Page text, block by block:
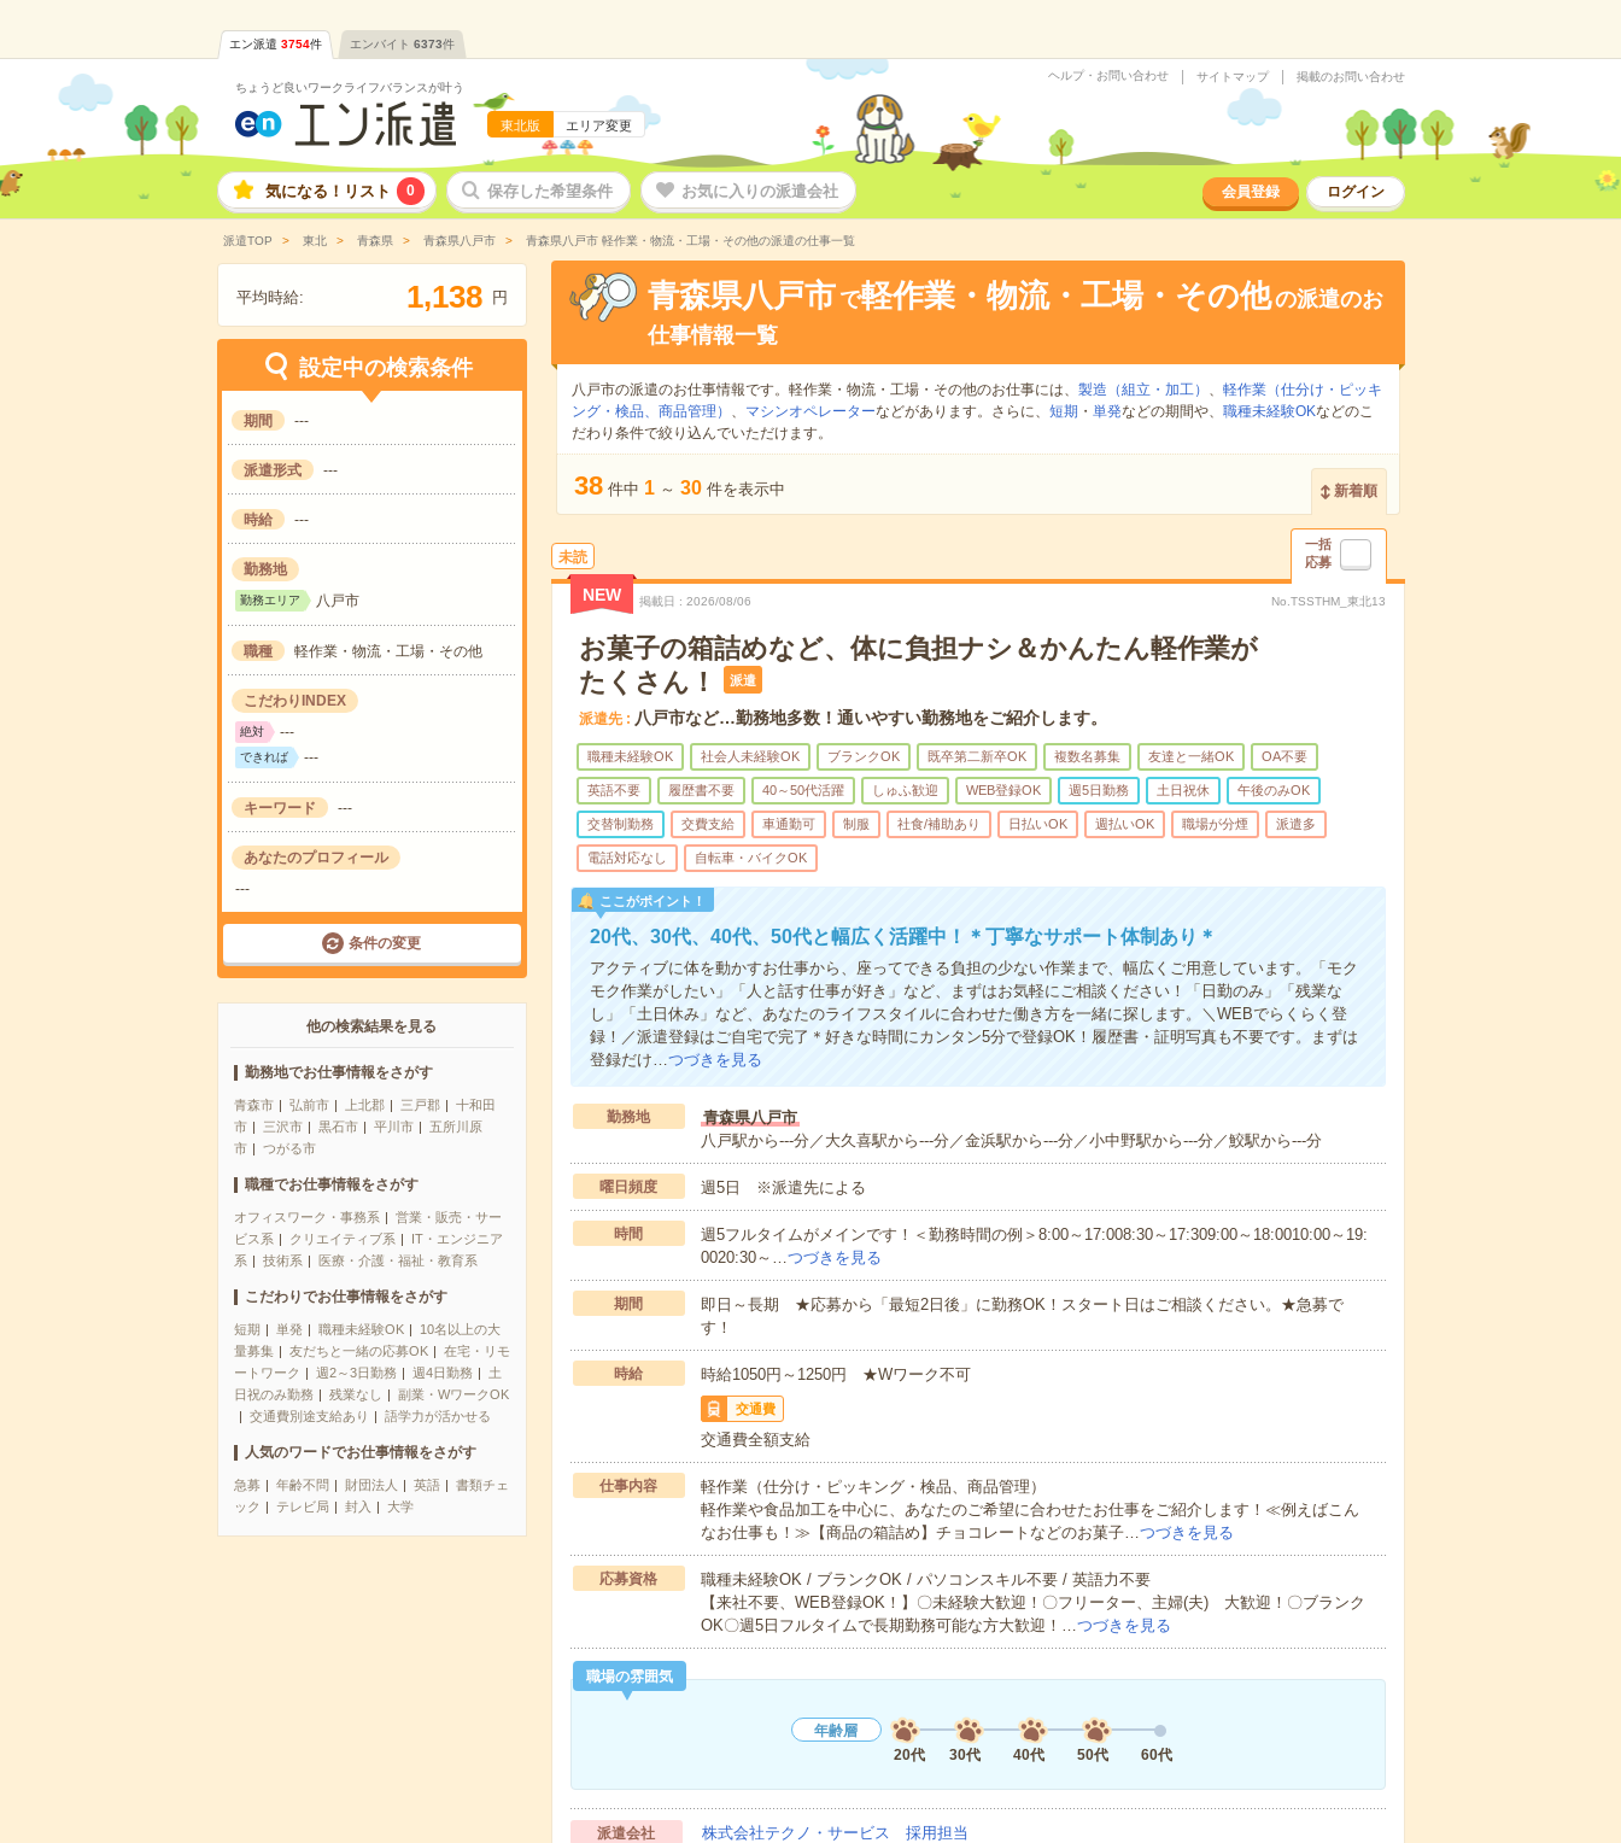
エン派遣 3754件 エンバイト 6373件
ちょうど良いワークライフバランスが叶う
東北版 エリア変更
ヘルプ・お問い合わせ サイトマップ 掲載のお問い合わせ
気になる！リスト 0 保存した希望条件 お気に入りの派遣会社 会員登録 ログイン
派遣TOP 東北 青森県 青森県八戸市 青森県八戸市 軽作業・物流・工場・その他の派遣の仕事一覧
平均時給: 1,138 円
設定中の検索条件
期間 ---
派遣形式 ---
時給 ---
勤務地
勤務エリア 八戸市
職種 軽作業・物流・工場・その他
こだわりINDEX
絶対 ---
できれば ---
キーワード ---
あなたのプロフィール
---
条件の変更
他の検索結果を見る
勤務地でお仕事情報をさがす
青森市 弘前市 上北郡 三戸郡
十和田
市
三沢市 黒石市 平川市
五所川原
市
つがる市
職種でお仕事情報をさがす
オフィスワーク・事務系
営業・販売・サー
ビス系
クリエイティブ系
IT・エンジニア
系
技術系 医療・介護・福祉・教育系
こだわりでお仕事情報をさがす
短期 単発 職種未経験OK
10名以上の大
量募集
友だちと一緒の応募OK
在宅・リモ
ートワーク
週2～3日勤務 週4日勤務
土
日祝のみ勤務
残業なし
副業・WワークOK
交通費別途支給あり
語学力が活かせる
人気のワードでお仕事情報をさがす
急募 年齢不問 財団法人 英語
書類チェ
ック
テレビ局 封入 大学
青森県八戸市 で軽作業・物流・工場・その他の派遣のお
仕事情報一覧
八戸市の派遣のお仕事情報です。軽作業・物流・工場・その他のお仕事には、 製造（組立・加工） 、 軽作業（仕分け・ピッキ
ング・検品、商品管理） 、 マシンオペレーターなどがあります。さらに、 短期 ・ 単発などの期間や、 職種未経験OKなどのこ
だわり条件で絞り込んでいただけます。
38 件中 1 ～ 30 件を表示中 新着順
未読
一括
応募
NEW 掲載日 2026/08/06 No.TSSTHM_東北13
お菓子の箱詰めなど、体に負担ナシ＆かんたん軽作業が
たくさん！
派遣
派遣先 八戸市など…勤務地多数！通いやすい勤務地をご紹介します。
職種未経験OK 社会人未経験OK ブランクOK 既卒第二新卒OK 複数名募集 友達と一緒OK OA不要
英語不要 履歴書不要 40～50代活躍 しゅふ歓迎 WEB登録OK 週5日勤務 土日祝休 午後のみOK
交替制勤務 交費支給 車通勤可 制服 社食/補助あり 日払いOK 週払いOK 職場が分煙 派遣多
電話対応なし 自転車・バイクOK
ここがポイント！
20代、30代、40代、50代と幅広く活躍中！＊丁寧なサポート体制あり＊
アクティブに体を動かすお仕事から、座ってできる負担の少ない作業まで、幅広くご用意しています。「モク
モク作業がしたい」「人と話す仕事が好き」など、まずはお気軽にご相談ください！「日勤のみ」「残業な
し」「土日休み」など、あなたのライフスタイルに合わせた働き方を一緒に探します。＼WEBでらくらく登
録！／派遣登録はご自宅で完了＊好きな時間にカンタン5分で登録OK！履歴書・証明写真も不要です。まずは
登録だけ…つづきを見る
勤務地
青森県八戸市
八戸駅から---分／大久喜駅から---分／金浜駅から---分／小中野駅から---分／鮫駅から---分
曜日頻度 週5日 ※派遣先による
時間
週5フルタイムがメインです！＜勤務時間の例＞8:00～17:008:30～17:309:00～18:0010:00～19:
0020:30～…つづきを見る
期間
即日～長期 ★応募から「最短2日後」に勤務OK！スタート日はご相談ください。★急募で
す！
時給 時給1050円～1250円 ★Wワーク不可
交通費
交通費全額支給
仕事内容
軽作業（仕分け・ピッキング・検品、商品管理）
軽作業や食品加工を中心に、あなたのご希望に合わせたお仕事をご紹介します！≪例えばこん
なお仕事も！≫【商品の箱詰め】チョコレートなどのお菓子…つづきを見る
応募資格
職種未経験OK / ブランクOK / パソコンスキル不要 / 英語力不要
【来社不要、WEB登録OK！】〇未経験大歓迎！〇フリーター、主婦(夫) 大歓迎！〇ブランク
OK〇週5日フルタイムで長期勤務可能な方大歓迎！…つづきを見る
職場の雰囲気
年齢層
20代
30代 40代 50代 60代
派遣会社 株式会社テクノ・サービス 採用担当